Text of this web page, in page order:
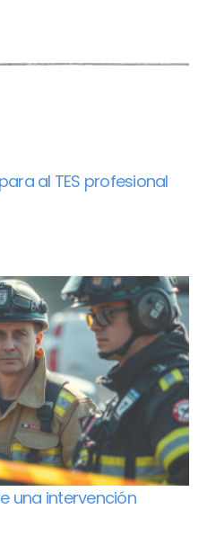
al TES profesional
una intervención